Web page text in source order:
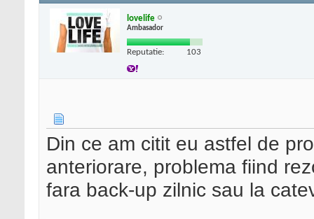
lovelife
Ambasador
Reputatie: 103
Din ce am citit eu astfel de
anteriorare, problema fiind
fara back-up zilnic sau la